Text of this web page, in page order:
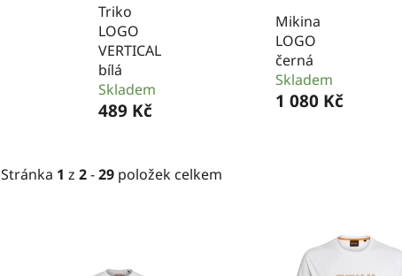
Triko
LOGO
VERTICAL
bílá
Skladem
489 Kč
Mikina
LOGO
černá
Skladem
1 080 Kč
Stránka 1 z 2-29 položek celkem